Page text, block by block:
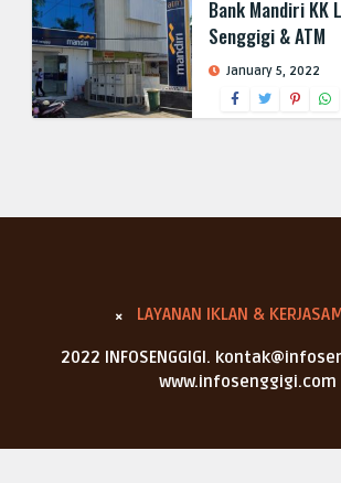
Bank Mandiri KK
Senggigi & ATM
January 5, 2022
LAYANAN IKLAN &
2022 INFOSENGGIGI.
www.infosenggigi.com